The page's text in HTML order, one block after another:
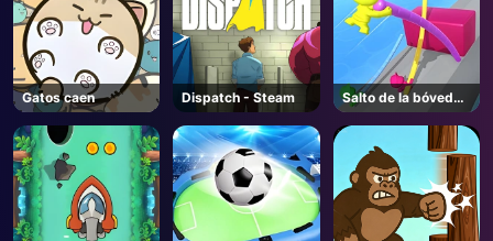
Gatos caen Dispatch - Steam
Salto de la bóveda
del polo